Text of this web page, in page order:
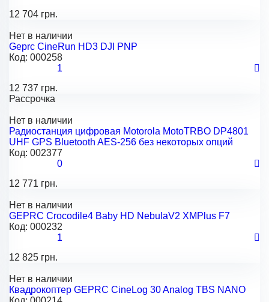
12 704 грн.
Нет в наличии
Geprc CineRun HD3 DJI PNP
Код: 000258
1
12 737 грн.
Рассрочка
Нет в наличии
Радиостанция цифровая Motorola MotoTRBO DP4801
UHF GPS Bluetooth AES-256 без некоторых опций
Код: 002377
0
12 771 грн.
Нет в наличии
GEPRC Crocodile4 Baby HD NebulaV2 XMPlus F7
Код: 000232
1
12 825 грн.
Нет в наличии
Квадрокоптер GEPRC CineLog 30 Analog TBS NANO